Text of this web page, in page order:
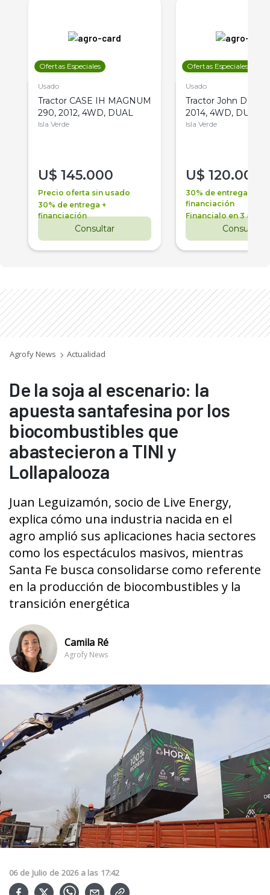
Ofertas Especiales
Usado
Tractor CASE IH MAGNUM
290, 2012, 4WD, DUAL
Isla Verde
U$ 145.000
Precio oferta sin usado
30% de entrega +
financiación
Consultar
Ofertas Especiales
Usado
Tractor John Deere
2014, 4WD, DUAL
Isla Verde
U$ 120.000
30% de entrega +
financiación
Financialo en 3 años
Consultar
Agrofy News Actualidad
De la soja al escenario: la
apuesta santafesina por los
biocombustibles que
abastecieron a TINI y
Lollapalooza
Juan Leguizamón, socio de Live Energy,
explica cómo una industria nacida en el
agro amplió sus aplicaciones hacia sectores
como los espectáculos masivos, mientras
Santa Fe busca consolidarse como referente
en la producción de biocombustibles y la
transición energética
Camila Ré
Agrofy News
06 de Julio de 2026 a las 17:42